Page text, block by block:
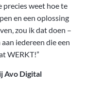
weet hoe te
en een oplossing
zou ik dat doen –
iedereen die een
WERKT!”
Avo Digital